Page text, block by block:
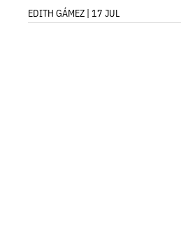
EDITH GÁMEZ | 17 JUL